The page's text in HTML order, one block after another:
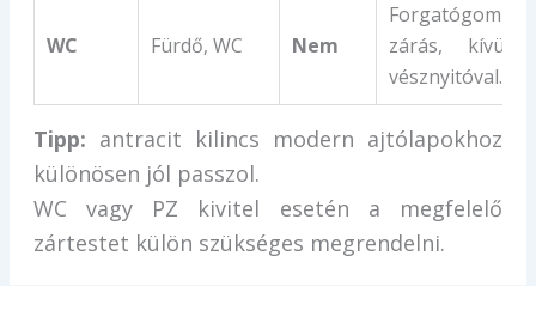
WC Fürdő, WC Nem
Forgatógombos
zárás, kívülről
vésznyitóval.
Tipp: antracit kilincs modern ajtólapokhoz
különösen jól passzol.
WC vagy PZ kivitel esetén a megfelelő
zártestet külön szükséges megrendelni.